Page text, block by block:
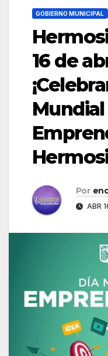
GOBIERNO MUNICIPAL
16 de
Por
ABR